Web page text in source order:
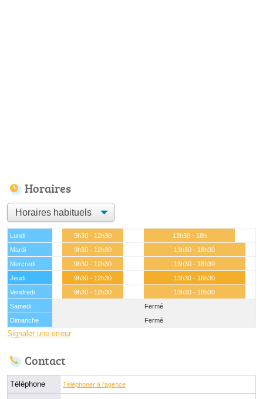
Horaires
Lundi 9h30 - 12h30
13h30 - 18h
Mardi
9h30 - 12h30
13h30 - 18h30
Mercredi
9h30 - 12h30
13h30 - 18h30
Jeudi
9h30 - 12h30
13h30 - 18h30
Vendredi
9h30 - 12h30
13h30 - 18h30
Samedi
Fermé
Dimanche
Fermé
Signaler une erreur
Contact
Téléphone Téléphoner à l'agence